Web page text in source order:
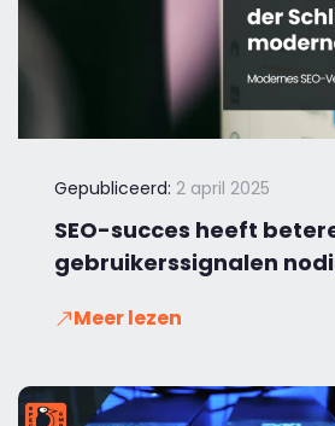
Gepubliceerd: 2 april 2025
SEO-succes heeft
gebruikerssignalen
Meer lezen